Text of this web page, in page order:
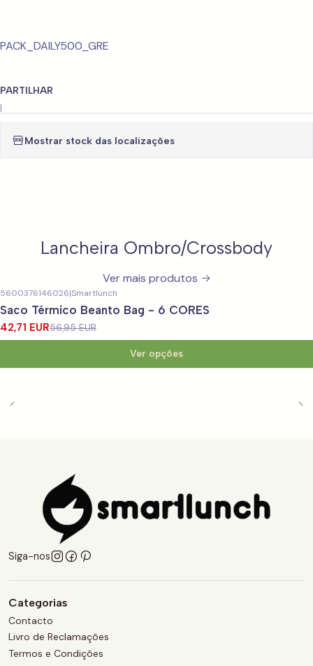
PACK_DAILY500_GRE
PARTILHAR
|
Mostrar stock das localizações
Lancheira Ombro/Crossbody
Ver mais produtos
DESCONTO
5600376146026|Smartlunch
Saco Térmico Beanto Bag - 6 CORES
42,71 EUR56,95 EUR
Ver opções
Siga-nos
Categorias
Contacto
Livro de Reclamações
Termos e Condições